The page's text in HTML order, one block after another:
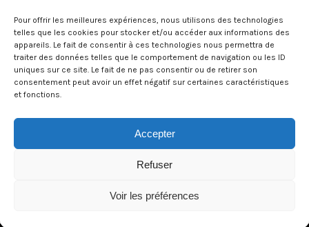
Pour offrir les meilleures expériences, nous utilisons des technologies
telles que les cookies pour stocker et/ou accéder aux informations des
appareils. Le fait de consentir à ces technologies nous permettra de
traiter des données telles que le comportement de navigation ou les ID
uniques sur ce site. Le fait de ne pas consentir ou de retirer son
consentement peut avoir un effet négatif sur certaines caractéristiques
et fonctions.
Accepter
Refuser
Voir les préférences
S’abonner au calendrier